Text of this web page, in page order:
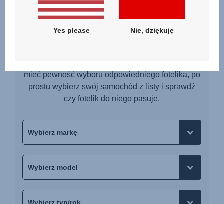
Czy fotelik pasuje do
Twojego samochodu?
mieć pewność wyboru odpowiedniego fotelika, po
prostu wybierz swój samochód z listy i sprawdź
czy fotelik do niego pasuje.
Yes please Nie, dziękuję